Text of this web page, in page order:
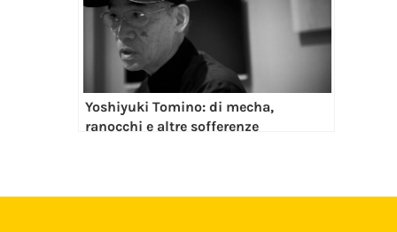
Yoshiyuki Tomino: di mecha,
ranocchi e altre sofferenze